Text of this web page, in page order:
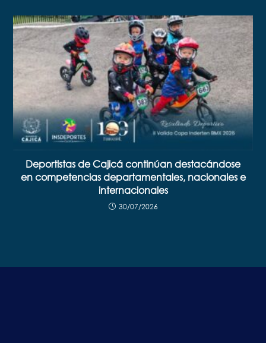
Deportistas de Cajicá continúan destacándose
en competencias departamentales, nacionales e
internacionales
30/07/2026